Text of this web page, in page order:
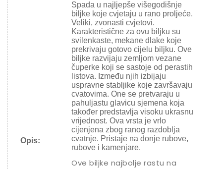
Opis:
Spada u najljepše višegodišnje
biljke koje cvjetaju u rano proljeće.
Veliki, zvonasti cvjetovi.
Karakteristične za ovu biljku su
svilenkaste, mekane dlake koje
prekrivaju gotovo cijelu biljku. Ove
biljke razvijaju zemljom vezane
čuperke koji se sastoje od perastih
listova. Između njih izbijaju
uspravne stabljike koje završavaju
cvatovima. One se pretvaraju u
pahuljastu glavicu sjemena koja
također predstavlja visoku ukrasnu
vrijednost. Ova vrsta je vrlo
cijenjena zbog ranog razdoblja
cvatnje. Pristaje na donje rubove,
rubove i kamenjare.
Ove biljke najbolje rastu na